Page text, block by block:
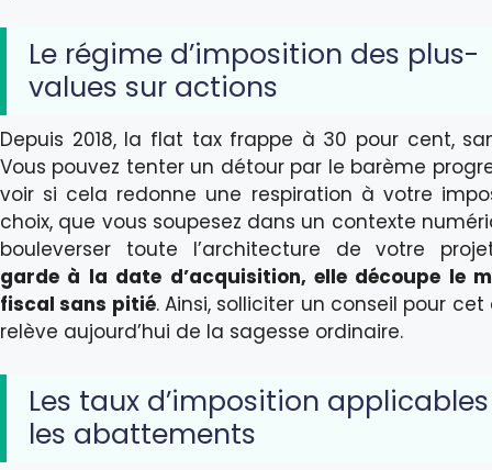
Le régime d’imposition des plus-
values sur actions
Depuis 2018, la flat tax frappe à 30 pour cent,
Vous pouvez tenter un détour par le barème
voir si cela redonne une respiration à votre
choix, que vous soupesez dans un contexte
bouleverser toute l’architecture de votre
garde à la date d’acquisition, elle découpe le
fiscal sans pitié. Ainsi, solliciter un conseil pour
relève aujourd’hui de la sagesse ordinaire.
Les taux d’imposition
les abattements